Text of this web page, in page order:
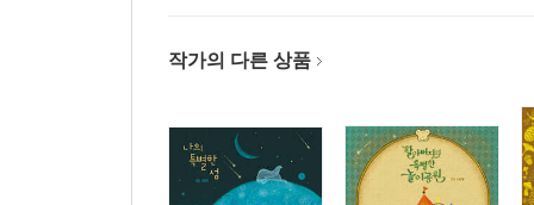
작가의 다른 상품